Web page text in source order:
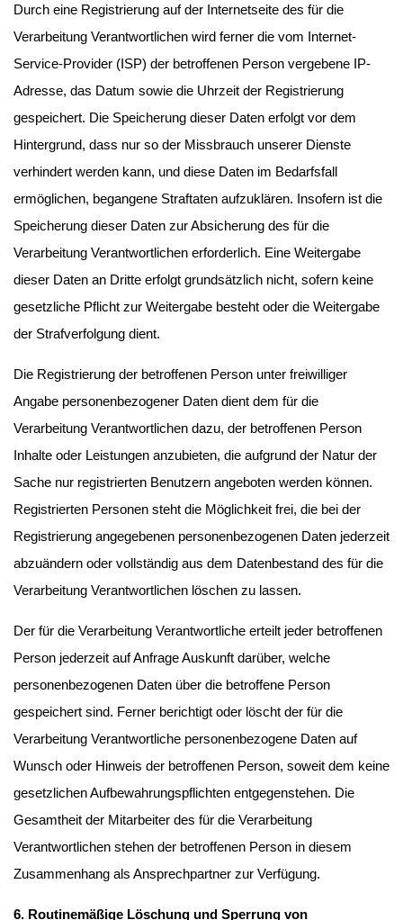
Durch eine Registrierung auf der Internetseite des für die
Verarbeitung Verantwortlichen wird ferner die vom Internet-
Service-Provider (ISP) der betroffenen Person vergebene IP-
Adresse, das Datum sowie die Uhrzeit der Registrierung
gespeichert. Die Speicherung dieser Daten erfolgt vor dem
Hintergrund, dass nur so der Missbrauch unserer Dienste
verhindert werden kann, und diese Daten im Bedarfsfall
ermöglichen, begangene Straftaten aufzuklären. Insofern ist die
Speicherung dieser Daten zur Absicherung des für die
Verarbeitung Verantwortlichen erforderlich. Eine Weitergabe
dieser Daten an Dritte erfolgt grundsätzlich nicht, sofern keine
gesetzliche Pflicht zur Weitergabe besteht oder die Weitergabe
der Strafverfolgung dient.
Die Registrierung der betroffenen Person unter freiwilliger
Angabe personenbezogener Daten dient dem für die
Verarbeitung Verantwortlichen dazu, der betroffenen Person
Inhalte oder Leistungen anzubieten, die aufgrund der Natur der
Sache nur registrierten Benutzern angeboten werden können.
Registrierten Personen steht die Möglichkeit frei, die bei der
Registrierung angegebenen personenbezogenen Daten jederzeit
abzuändern oder vollständig aus dem Datenbestand des für die
Verarbeitung Verantwortlichen löschen zu lassen.
Der für die Verarbeitung Verantwortliche erteilt jeder betroffenen
Person jederzeit auf Anfrage Auskunft darüber, welche
personenbezogenen Daten über die betroffene Person
gespeichert sind. Ferner berichtigt oder löscht der für die
Verarbeitung Verantwortliche personenbezogene Daten auf
Wunsch oder Hinweis der betroffenen Person, soweit dem keine
gesetzlichen Aufbewahrungspflichten entgegenstehen. Die
Gesamtheit der Mitarbeiter des für die Verarbeitung
Verantwortlichen stehen der betroffenen Person in diesem
Zusammenhang als Ansprechpartner zur Verfügung.
6. Routinemäßige Löschung und Sperrung von